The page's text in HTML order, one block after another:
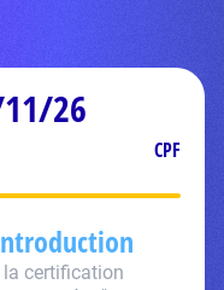
26
CPF
la certification